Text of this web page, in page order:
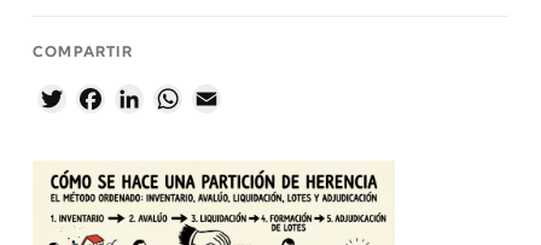
COMPARTIR
TwitterFacebookLinkedInWhatsApp